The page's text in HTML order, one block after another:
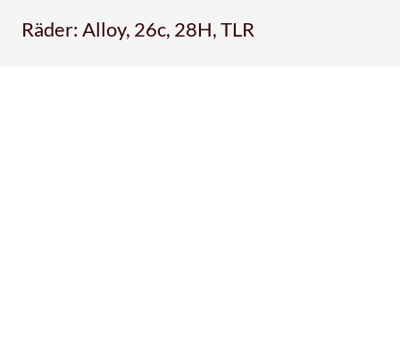
Räder: Alloy, 26c, 28H, TLR